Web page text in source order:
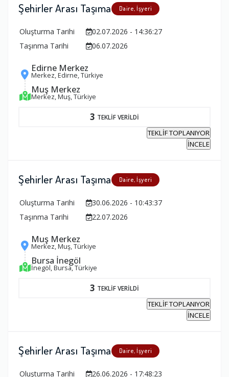
Şehirler Arası Taşıma Daire, İşyeri
Oluşturma Tarihi
02.07.2026 - 14:36:27
Taşınma Tarihi
06.07.2026
Edirne Merkez
Merkez, Edirne, Türkiye
Muş Merkez
Merkez, Muş, Türkiye
3 TEKLİF VERİLDİ
TEKLİF TOPLANIYOR
İNCELE
Şehirler Arası Taşıma Daire, İşyeri
Oluşturma Tarihi
30.06.2026 - 10:43:37
Taşınma Tarihi
22.07.2026
Muş Merkez
Merkez, Muş, Türkiye
Bursa İnegöl
İnegöl, Bursa, Türkiye
3 TEKLİF VERİLDİ
TEKLİF TOPLANIYOR
İNCELE
Şehirler Arası Taşıma Daire, İşyeri
Oluşturma Tarihi
26.06.2026 - 17:48:23